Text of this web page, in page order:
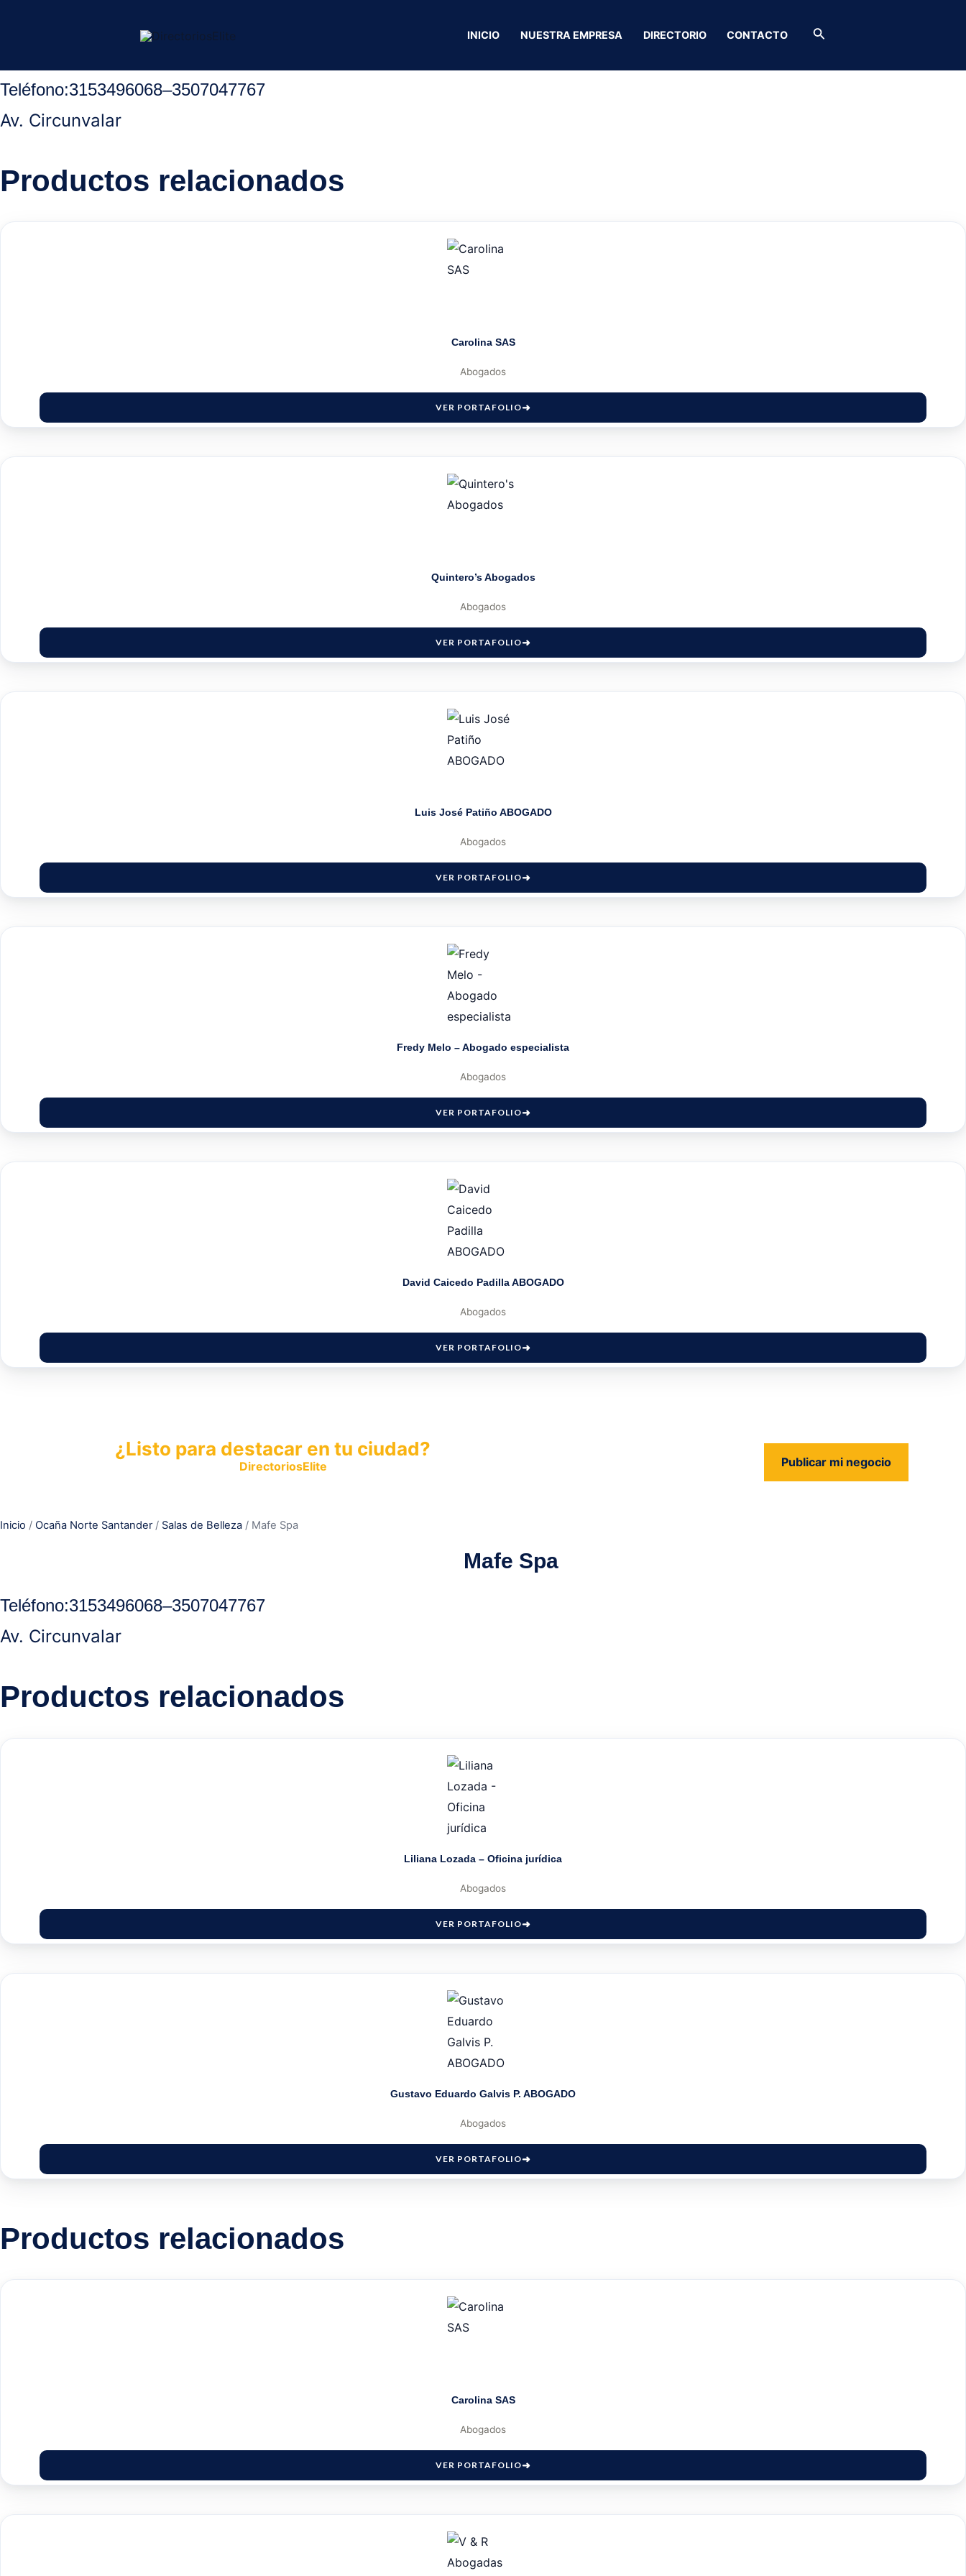
INICIO NUESTRA EMPRESA DIRECTORIO CONTACTO Buscar
Mafe Spa
Teléfono:3153496068–3507047767
Av. Circunvalar
Productos relacionados
Carolina SAS
Abogados
VER PORTAFOLIO
Quintero’s Abogados
Abogados
VER PORTAFOLIO
Luis José Patiño ABOGADO
Abogados
VER PORTAFOLIO
Fredy Melo – Abogado especialista
Abogados
VER PORTAFOLIO
David Caicedo Padilla ABOGADO
Abogados
VER PORTAFOLIO
¿Listo para destacar en tu ciudad?
DirectoriosElite Publicar mi negocio
Inicio / Ocaña Norte Santander/ Salas de Belleza / Mafe Spa
Mafe Spa
Teléfono:3153496068–3507047767
Av. Circunvalar
Productos relacionados
Liliana Lozada – Oficina jurídica
Abogados
VER PORTAFOLIO
Gustavo Eduardo Galvis P. ABOGADO
Abogados
VER PORTAFOLIO
Productos relacionados
Carolina SAS
Abogados
VER PORTAFOLIO